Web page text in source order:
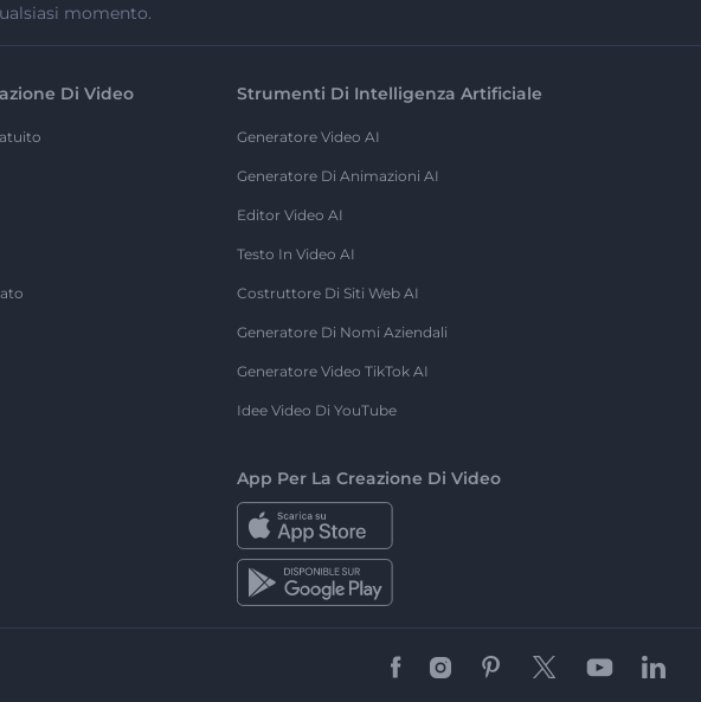
momento.
Di Video Strumenti Di Intelligenza Artificiale
Generatore Video AI
Generatore Di Animazioni AI
Editor Video AI
Testo In Video AI
Costruttore Di Siti Web AI
Generatore Di Nomi Aziendali
Generatore Video TikTok AI
Idee Video Di YouTube
App Per La Creazione Di Video